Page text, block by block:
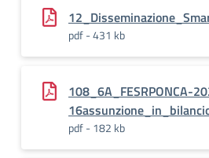
pdf - 431 kb
108_6A_FESRPONCA-
pdf - 182 kb